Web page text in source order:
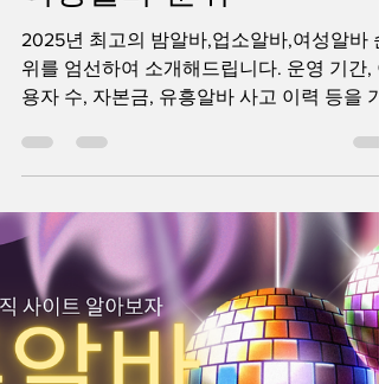
1월 13일
2분 분량
2026년 최고의 업소알바
여성알바 순위
2025년 최고의 밤알바,업소알바,여성알바
위를 엄선하여 소개해드립니다. 운영 기간,
용자 수, 자본금, 유흥알바 사고 이력 등을 기
준으로 신중하게 평가된 이 메이저유흥놀이
추천은 밤알바,업소알바,여성알바보증업체
높은 신뢰도와 안전성을 자랑합니다. 유흥알
바 실시간알바 추천과 안전유흥놀이터 순위